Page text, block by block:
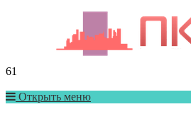
61
Открыть меню